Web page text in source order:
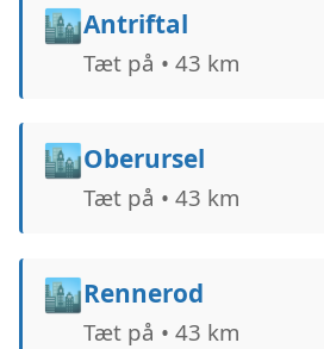
🏙️Antriftal
Tæt på • 43 km
🏙️Oberursel
Tæt på • 43 km
🏙️Rennerod
Tæt på • 43 km